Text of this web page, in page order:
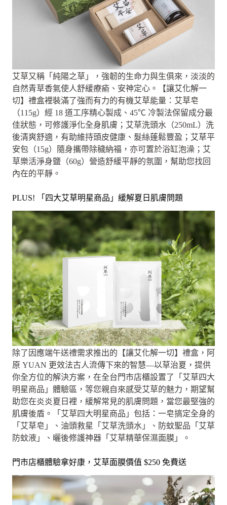
艾草又稱「純陽之草」，強韌的生命力與生俱來，淡淡的
自然青草香氣使人舒緩療瘉、安神定心。【讓艾化解一
切】禮盒裡裝滿了強而有力的有機艾草能量：艾草皂
（115g）經 18 道工序精心製成、45℃ 冷製法保留成分最
佳狀態，可修護淨化全身肌膚；艾草洗頭水（250mL）洗
後清爽舒適，有助維持頭皮健康、髮絲蓬鬆豐盈；艾草平
安包（15g）隨身攜帶除穢納福，亦可置於浴缸泡澡；艾
草樂活淨身鹽（60g）營造舒緩平靜的氛圍，幫助您找回
內在的平靜。
PLUS! 「四大艾草明星商品」緩解夏日肌膚問題
除了因應端午送禮需求推出的【讓艾化解一切】禮盒，阿
原 YUAN 更效法古人流傳下來的智慧—以草治夏，提供
你全方位的解決方案，在全台門市店櫃設置了「艾草四大
明星商品」體驗區，等您親自來感受艾草的魅力，期望幫
助您在炎炎夏日裡，緩解常見的肌膚問題，當您最堅強的
肌膚後盾。「艾草四大明星商品」包括：一皂搞定全身的
「艾草皂」、油頭救星「艾草洗頭水」、防蚊聖品「艾草
防蚊液」、曬後修護神器「艾草精華保濕面膜」。
門市店櫃體驗拿好康，艾草面膜價值 $250 免費送